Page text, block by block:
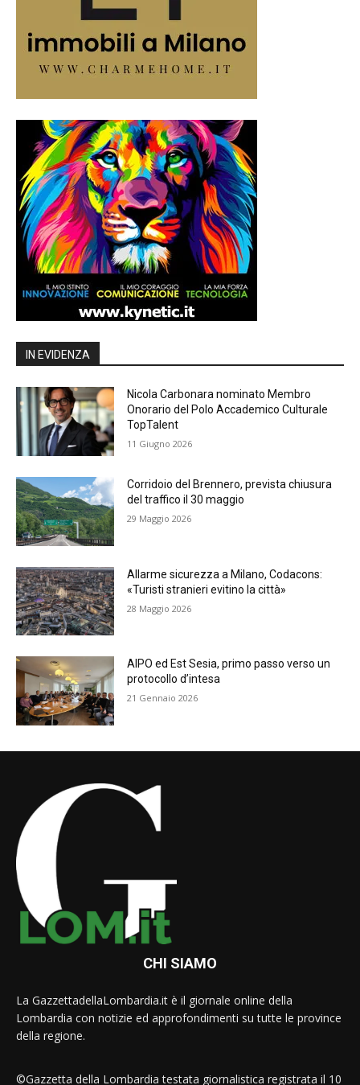
IN EVIDENZA
Nicola Carbonara nominato Membro
Onorario del Polo Accademico Culturale
TopTalent
11 Giugno 2026
Corridoio del Brennero, prevista chiusura
del traffico il 30 maggio
29 Maggio 2026
Allarme sicurezza a Milano, Codacons:
«Turisti stranieri evitino la città»
28 Maggio 2026
AIPO ed Est Sesia, primo passo verso un
protocollo d’intesa
21 Gennaio 2026
CHI SIAMO
La GazzettadellaLombardia.it è il giornale online della
Lombardia con notizie ed approfondimenti su tutte le province
della regione.
©Gazzetta della Lombardia testata giornalistica registrata il 10